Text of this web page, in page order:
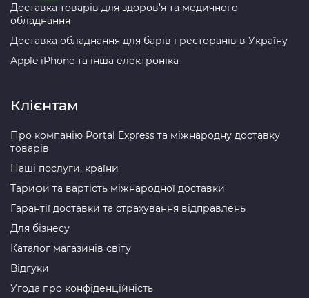
Доставка товарів для здоров’я та медичного
обладнання
Доставка обладнання для барів і ресторанів в Україну
Apple iPhone та інша електроніка
Клієнтам
Про компанію Portal Express та міжнародну доставку
товарів
Наші послуги, країни
Тарифи та вартість міжнародної доставки
Гарантії доставки та страхування відправлень
Для бізнесу
Каталог магазинів світу
Відгуки
Угода про конфіденційність